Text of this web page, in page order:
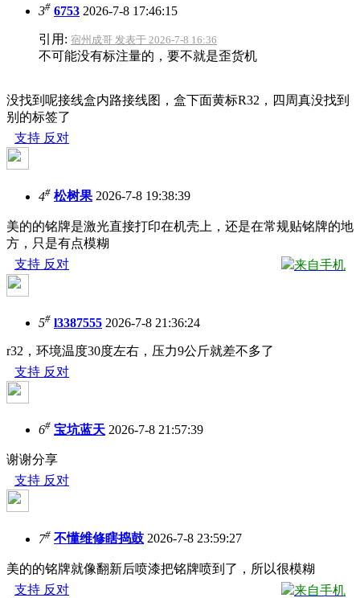
3# 6753 2026-7-8 17:46:15
引用: 宿州成哥 发表于 2026-7-8 16:36
不可能没有标注量的，要不就是歪货机
没找到呢接线盒内路接线图，盒下面黄标R32，四周真没找到
别的标签了
支持 反对
4# 松树果2026-7-8 19:38:39
美的的铭牌是激光直接打印在机壳上，还是在常规贴铭牌的地
方，只是有点模糊
支持 反对 来自手机
5# l3387555 2026-7-8 21:36:24
r32，环境温度30度左右，压力9公斤就差不多了
支持 反对
6# 宝坑蓝天 2026-7-8 21:57:39
谢谢分享
支持 反对
7# 不懂维修瞎捣鼓 2026-7-8 23:59:27
美的的铭牌就像翻新后喷漆把铭牌喷到了，所以很模糊
支持 反对 来自手机